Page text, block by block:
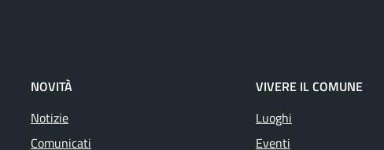
NOVITÀ
Notizie
Comunicati
VIVERE IL COMUNE
Luoghi
Eventi